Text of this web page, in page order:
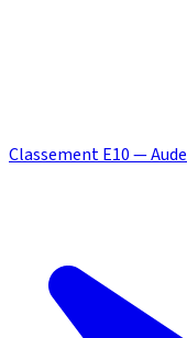
Classement E10 — Aude